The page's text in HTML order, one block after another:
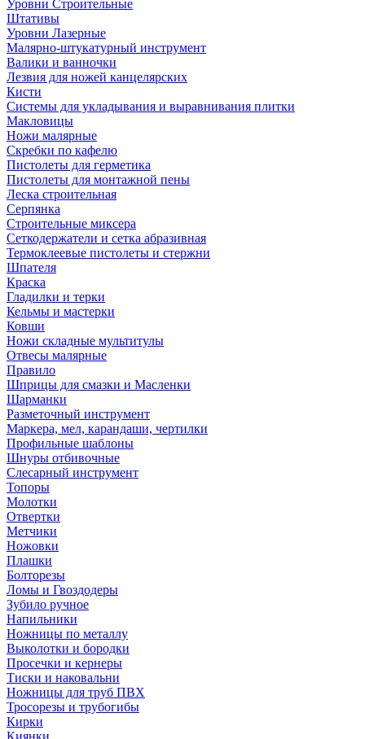
Уровни Строительные
Штативы
Уровни Лазерные
Малярно-штукатурный инструмент
Валики и ванночки
Лезвия для ножей канцелярских
Кисти
Системы для укладывания и выравнивания плитки
Макловицы
Ножи малярные
Скребки по кафелю
Пистолеты для герметика
Пистолеты для монтажной пены
Леска строительная
Серпянка
Строительные миксера
Сеткодержатели и сетка абразивная
Термоклеевые пистолеты и стержни
Шпателя
Краска
Гладилки и терки
Кельмы и мастерки
Ковши
Ножи складные мультитулы
Отвесы малярные
Правило
Шприцы для смазки и Масленки
Шарманки
Разметочный инструмент
Маркера, мел, карандаши, чертилки
Профильные шаблоны
Шнуры отбивочные
Слесарный инструмент
Топоры
Молотки
Отвертки
Метчики
Ножовки
Плашки
Болторезы
Ломы и Гвоздодеры
Зубило ручное
Напильники
Ножницы по металлу
Выколотки и бородки
Просечки и кернеры
Тиски и наковальни
Ножницы для труб ПВХ
Тросорезы и трубогибы
Кирки
Киянки